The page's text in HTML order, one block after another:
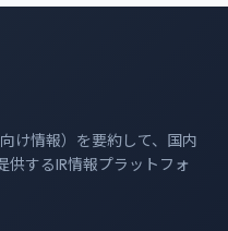
け情報）を要約して、国内
するIR情報プラットフォ